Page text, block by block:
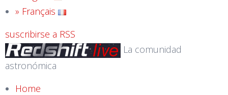
» Français
suscribirse a RSS
La comunidad
astronómica
Home